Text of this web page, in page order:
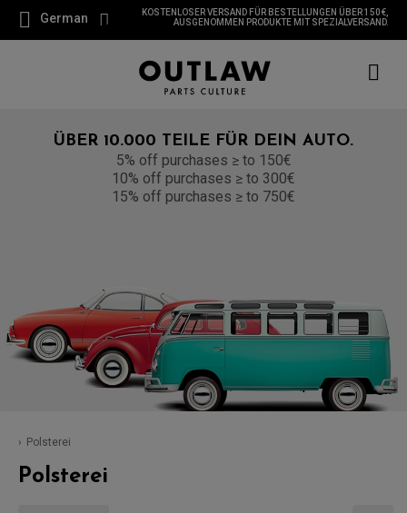
German
KOSTENLOSER VERSAND FÜR BESTELLUNGEN ÜBER 150 €,
AUSGENOMMEN PRODUKTE MIT SPEZIALVERSAND.
ÜBER 10.000 TEILE FÜR DEIN AUTO.
5% off purchases ≥ to 150€
10% off purchases ≥ to 300€
15% off purchases ≥ to 750€
Polsterei
Polsterei